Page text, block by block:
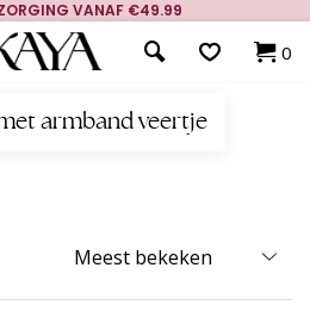
VANAF €49.99
0
armband veertje